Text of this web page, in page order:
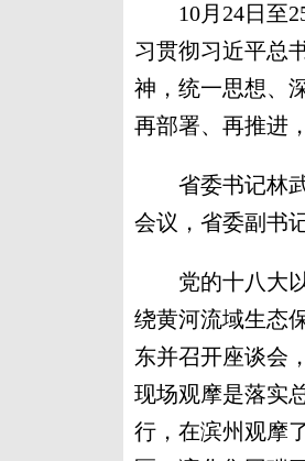
10月24日至25
习贯彻习近平总
神，统一思想、
再部署、再推进
省委书记林武
会议，省委副书
党的十八大以
绕黄河流域生态
东并召开座谈会
现场观摩是落实
行，在滨州观摩